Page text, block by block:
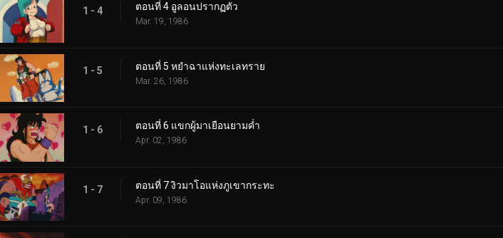
1 - 4 ตอนที่ 4 อูลอนปรากฏตัว
Mar. 19, 1986
1 - 5 ตอนที่ 5 หยำฉาแห่งทะเลทราย
Mar. 26, 1986
1 - 6 ตอนที่ 6 แขกผู้มาเยือนยามค่ำ
Apr. 02, 1986
1 - 7 ตอนที่ 7 งิวมาโอแห่งภูเขากระทะ
Apr. 09, 1986